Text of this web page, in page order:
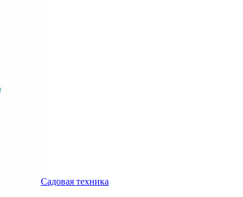
Садовая техника